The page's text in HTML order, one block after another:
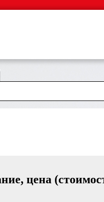
цена